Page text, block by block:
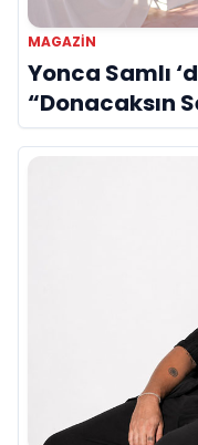
MAGAZIN
Yonca Samlı
“Donacaksın